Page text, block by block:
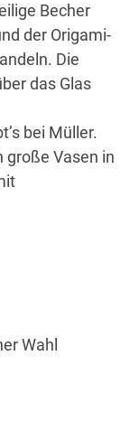
Becher
der Origami-
Die
das Glas
bei Müller.
große Vasen in
Wahl